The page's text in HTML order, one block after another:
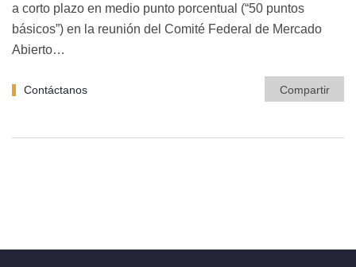
a corto plazo en medio punto porcentual (“50 puntos
básicos”) en la reunión del Comité Federal de Mercado
Abierto…
Contáctanos Compartir